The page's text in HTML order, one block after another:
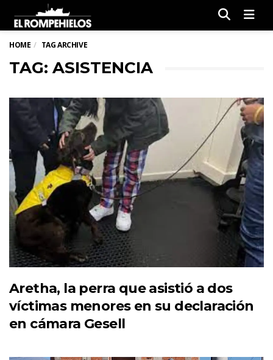
HOME TAG ARCHIVE
TAG: ASISTENCIA
Aretha, la perra que asistió a dos
víctimas menores en su declaración
en cámara Gesell